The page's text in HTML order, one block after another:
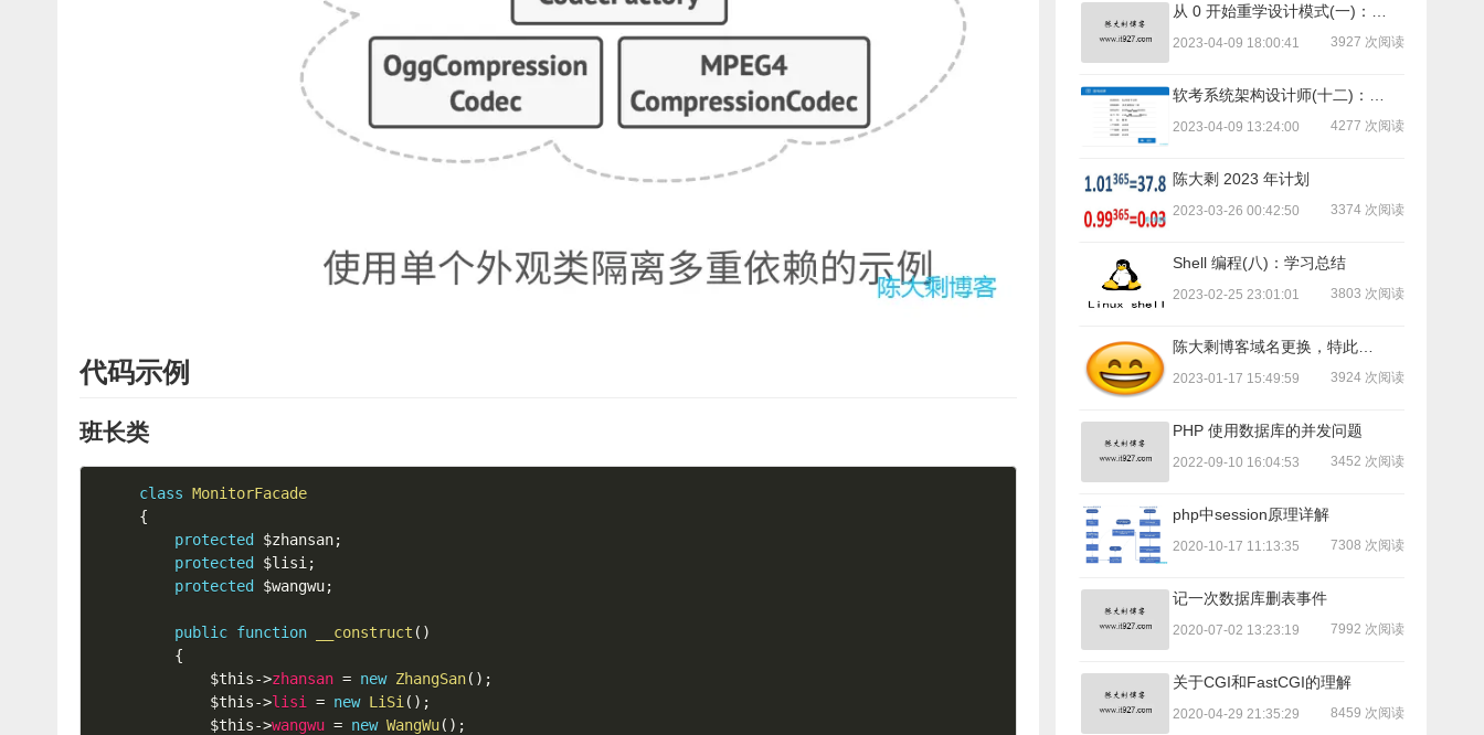
代码示例
班长类
class MonitorFacade
{
protected
$zhansan;
protected
$lisi ;
protected
$wangwu;
public function __construct ( )
{
$this->zhansan = new ZhangSan( ) ;
$this->lisi = new LiSi ( ) ;
$this->wangwu = new WangWu( ) ;
2023-04-09 18:00:41 3927 次阅读
2023-04-09 13:24:00 4277 次阅读
陈大剩 2023 年计划
2023-03-26 00:42:50 3374 次阅读
Shell 编程(八)：学习总结
2023-02-25 23:01:01 3803 次阅读
2023-01-17 15:49:59 3924 次阅读
PHP 使用数据库的并发问题
2022-09-10 16:04:53 3452 次阅读
php中session原理详解
2020-10-17 11:13:35 7308 次阅读
记一次数据库删表事件
2020-07-02 13:23:19 7992 次阅读
关于CGI和FastCGI的理解
2020-04-29 21:35:29 8459 次阅读